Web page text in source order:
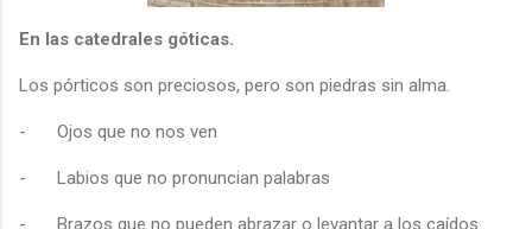
En las catedrales góticas.
Los pórticos son preciosos, pero son piedras sin alma.
- Ojos que no nos ven
- Labios que no pronuncian palabras
- Brazos que no pueden abrazar o levantar a los caídos.